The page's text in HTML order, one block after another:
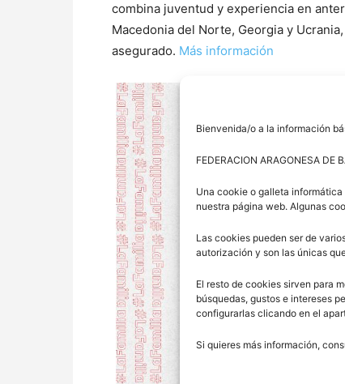
Bienvenida/o a la información
FEDERACION ARAGONESA DE
Una cookie o galleta
nuestra página web. Algunas
Las cookies pueden ser de
autorización y son las únicas
El resto de cookies sirven para
búsquedas, gustos e intereses
configurarlas clicando en el
Si quieres más información,
combina juventud y experiencia en
Macedonia del Norte, Georgia y
asegurado. Más información